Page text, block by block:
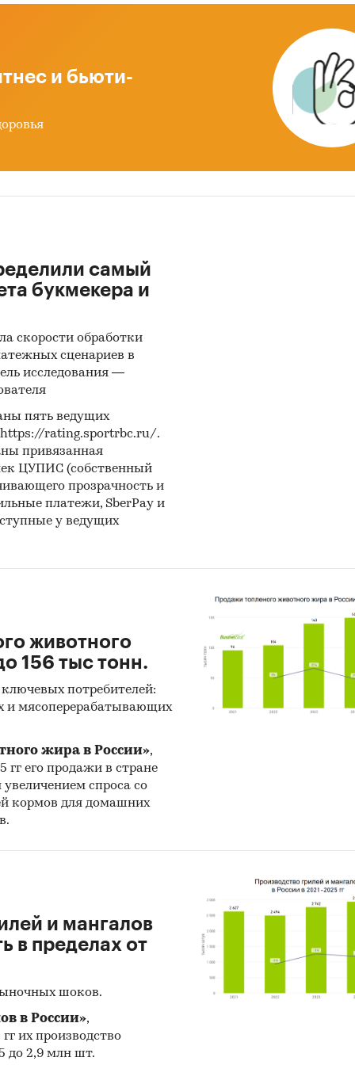
WESTERN, AFKO, IRTEC, LINDSAY, YULIN, GENGZE,
URBINATI, ONEAQUA, MOSA, SITNIK,
REINKE, IRRIMEC, NEHIR GRUP, TOPGREEN, DAYU
SOLDRIP, B5, ATLANTIS, NETTUNO, FERBO,
`Импорт` рассмотрены зарубежные
FZE, IRTEC S.P.A., LINDSAY SULAMA VE
VE TIC A.S., EMRAR INS SAN VE TIC LTD, CHINA YULIN
AGRICULTURAL EQUIPMENT
AGRO TECHNOLOGIES AND CONSULTING LTD, RM
SERA TEKNOLOJILERI TARIM DANISMANLIK
DALIAN HARVEST MACHINERY CO., LTD,
TIC LTD, URBINATI S.R.L., SLST DENIZCILIK INS
H.T - BAUER WATER AND AGRICULTURAL
& ENGINEERING CO., LTD, AGROLINE
LTD, WORLD LOGISTICS LTD, TARIM AGRO ST
LTD, MOSA GREEN S.R.L., IRRIMEC S.R.L., XUZHOU
AGRICULTURAL MACHINERY CO., LTD, AGROFORM
`Экспорт` рассмотрены российские экспортеры:
САД`, ООО `ЗАВОД ДОЖДЕВАЛЬНЫХ
из исследования:
рынке оросительных систем
модель, более 83% рынка
зарубежных производителей.
игроками среди российских производителей
ЗАО `НОВЫЙ ВЕК АГРОТЕХНОЛОГИЙ`, ООО
ведущий поставщик оросительных систем -
наибольшую долю занимает сегмент middle-
основные поставки сегмента из стран:
high-priced представлен долей в 13,3%
из стран: Австрия, США, Турция.
часть продукции российских экспортеров
(более 64%), крупнейший покупатель - ООО
ВЭД:
и бьюти-
самый
букмекера и
скорости обработки
сценариев в
исследования —
пять ведущих
https://rating.sportrbc.ru/.
привязанная
ЦУПИС (собственный
прозрачность и
платежи, SberPay и
у ведущих
животного
156 тыс тонн.
потребителей:
и мясоперерабатывающих
жира в России»,
гг его продажи в стране
спроса со
кормов для домашних
и мангалов
в пределах от
шоков.
в России»,
их производство
до 2,9 млн шт.